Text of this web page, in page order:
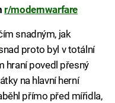
r/modernwarfare
snadným, jak
proto byl v totální
hraní povedl přesný
na hlavní herní
přímo před mířidla,